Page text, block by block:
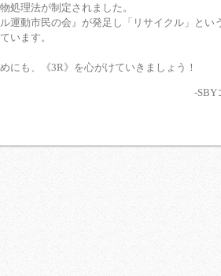
処理法が制定されました。
運動市民の会』が発足し「リサイクル」とい
ています。
にも、《3R》を心がけていきましょう！
ールセンタ